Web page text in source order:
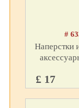
#
Наперстки
£ 17